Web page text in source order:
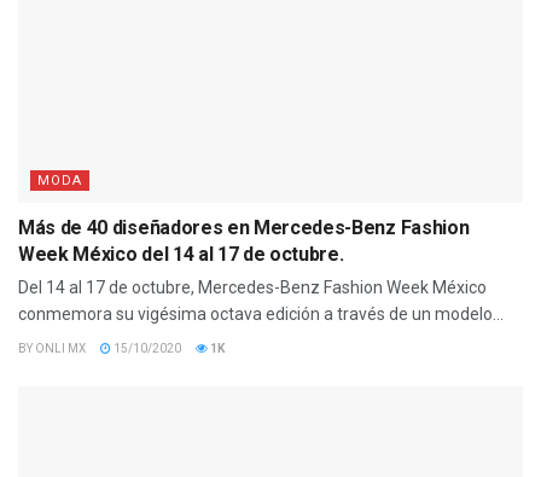
MODA
Más de 40 diseñadores en Mercedes-Benz Fashion
Week México del 14 al 17 de octubre.
Del 14 al 17 de octubre, Mercedes-Benz Fashion Week México
conmemora su vigésima octava edición a través de un modelo...
BY ONLI MX 15/10/2020 1K